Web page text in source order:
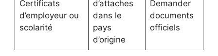
Certificats
d’employeur ou
scolarité
d’attaches
dans le
pays
d’origine
Demander
documents
officiels